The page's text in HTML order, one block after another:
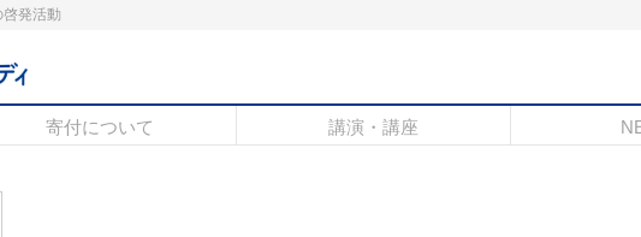
発活動
寄付について 講演・講座